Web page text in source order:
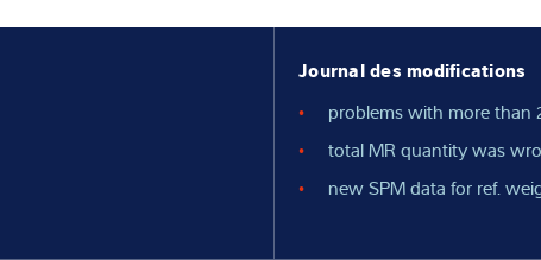
Journal des modifications
problems with more than
total MR quantity was
new SPM data for ref.